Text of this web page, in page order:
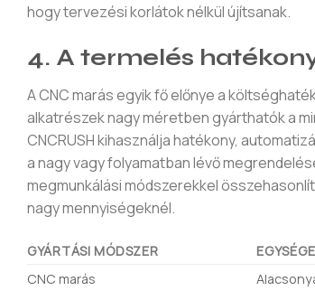
hogy tervezési korlátok nélkül újítsanak.
4. A termelés
A CNC marás egyik fő előnye a
alkatrészek nagy méretben gyárthatók a
CNCRUSH kihasználja hatékony,
a nagy vagy folyamatban lévő
megmunkálási módszerekkel
nagy mennyiségeknél.
GYÁRTÁSI MÓDSZER
CNC marás